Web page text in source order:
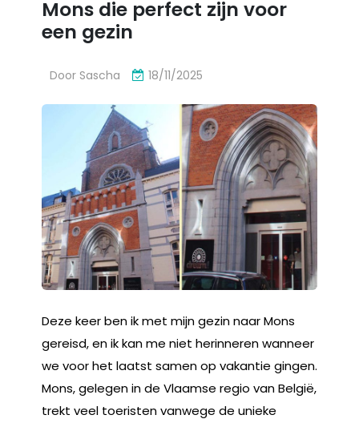
Mons die perfect zijn voor
een gezin
Door Sascha 18/11/2025
Deze keer ben ik met mijn gezin naar Mons
gereisd, en ik kan me niet herinneren wanneer
we voor het laatst samen op vakantie gingen.
Mons, gelegen in de Vlaamse regio van België,
trekt veel toeristen vanwege de unieke